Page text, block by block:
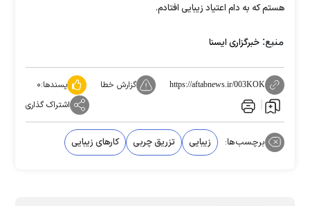
هستم که به دام اعتیاد زیبایی افتادم.
منبع: خبرگزاری ایسنا
https://aftabnews.ir/003KOK گزارش خطا پسندها:۰
اشتراک گذاری
برچسب‌ها: زیبایی تزریق چربی کارهای زیبایی